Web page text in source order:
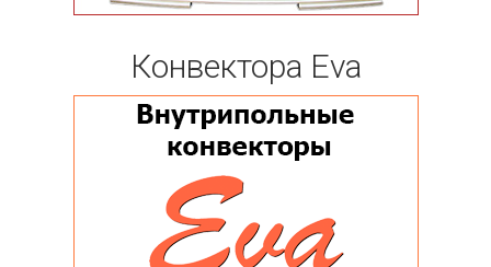
Конвектора Eva